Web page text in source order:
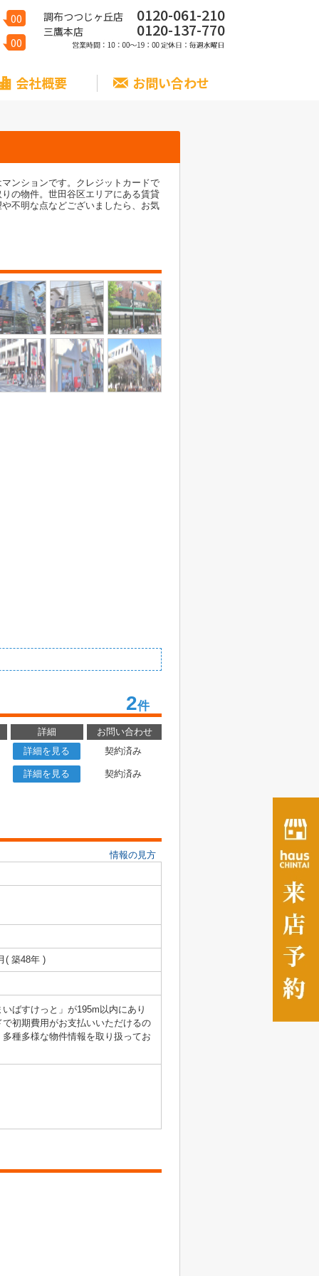
00
00
調布つつじヶ丘店 0120-061-210
三鷹本店 0120-137-770
会社概要 お問い合わせ
ンションです。クレジットカードで
の物件。世田谷区エリアにある賃貸
不明な点などございましたら、お気
2件
詳細
お問い合わせ
詳細を見る
契約済み
詳細を見る 契約済み
情報の見方
( 築48年 )
ばすけっと」が195m以内にあり
初期費用がお支払いいただけるの
種多様な物件情報を取り扱ってお